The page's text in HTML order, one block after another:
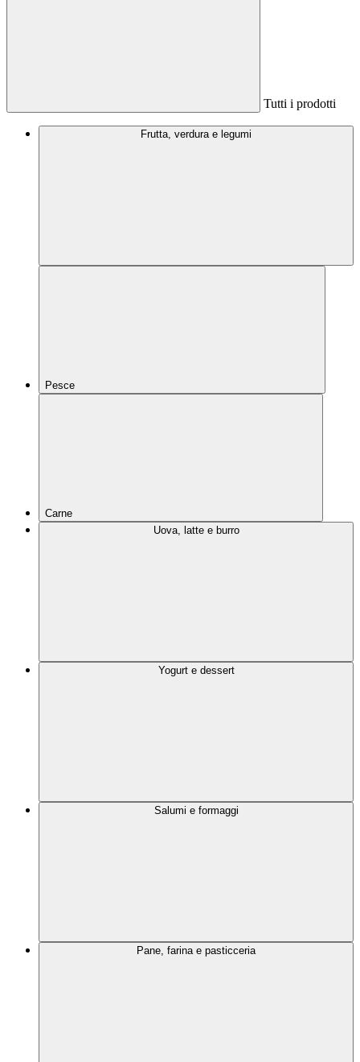
Tutti i prodotti
Frutta, verdura e legumi
Pesce
Carne
Uova, latte e burro
Yogurt e dessert
Salumi e formaggi
Pane, farina e pasticceria